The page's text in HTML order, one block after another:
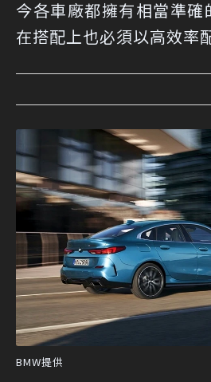
今各車廠都擁有相當準確
在搭配上也必須以高效率
BMW提供